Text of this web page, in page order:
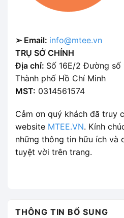
➢ Email: info@mtee.vn
TRỤ SỞ CHÍNH
Địa chỉ: Số 16E/2 Đường số
Thành phố Hồ Chí Minh
MST: 0314561574
Cảm ơn quý khách đã truy
website MTEE.VN. Kính
những thông tin hữu ích và
tuyệt vời trên trang.
THÔNG TIN BỔ SUNG